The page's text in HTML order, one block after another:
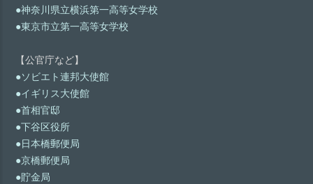
●神奈川県立横浜第一高等女学校
●東京市立第一高等女学校
【公官庁など】
●ソビエト連邦大使館
●イギリス大使館
●首相官邸
●下谷区役所
●日本橋郵便局
●京橋郵便局
●貯金局